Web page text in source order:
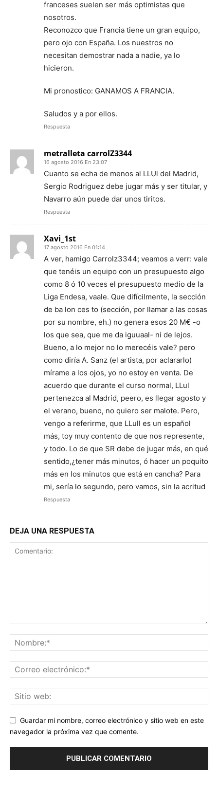
franceses suelen ser más optimistas que
nosotros.
Reconozco que Francia tiene un gran equipo,
pero ojo con España. Los nuestros no
necesitan demostrar nada a nadie, ya lo
hicieron.
Mi pronostico: GANAMOS A FRANCIA.
Saludos y a por ellos.
Respuesta
metralleta carrolZ3344
16 agosto 2016 En 23:07
Cuanto se echa de menos al LLUl del Madrid,
Sergio Rodriguez debe jugar más y ser titular, y
Navarro aún puede dar unos tiritos.
Respuesta
Xavi_1st
17 agosto 2016 En 01:14
A ver, hamigo Carrolz3344; veamos a verr: vale
que tenéis un equipo con un presupuesto algo
como 8 ó 10 veces el presupuesto medio de la
Liga Endesa, vaale. Que difícilmente, la sección
de ba lon ces to (sección, por llamar a las cosas
por su nombre, eh.) no genera esos 20 M€ -o
los que sea, que me da iguuaal- ni de lejos.
Bueno, a lo mejor no lo merecéis vale? pero
como diría A. Sanz (el artista, por aclararlo)
mírame a los ojos, yo no estoy en venta. De
acuerdo que durante el curso normal, LLul
pertenezca al Madrid, peero, es llegar agosto y
el verano, bueno, no quiero ser malote. Pero,
vengo a referirme, que LLull es un español
más, toy muy contento de que nos represente,
y todo. Lo de que SR debe de jugar más, en qué
sentido,¿tener más minutos, ó hacer un poquito
más en los minutos que está en cancha? Para
mi, sería lo segundo, pero vamos, sin la acritud
Respuesta
DEJA UNA RESPUESTA
Guardar mi nombre, correo electrónico y sitio web en este
navegador la próxima vez que comente.